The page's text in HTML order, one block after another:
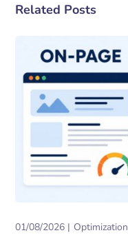
Related Posts
01/08/2026 Optimization